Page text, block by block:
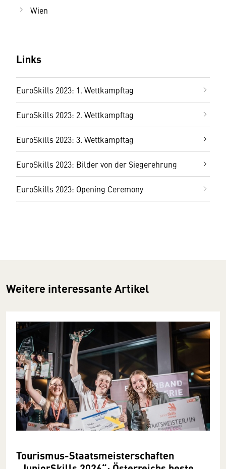
Wien
Links
EuroSkills 2023: 1. Wettkampftag
EuroSkills 2023: 2. Wettkampftag
EuroSkills 2023: 3. Wettkampftag
EuroSkills 2023: Bilder von der Siegerehrung
EuroSkills 2023: Opening Ceremony
Weitere interessante Artikel
Tourismus-Staatsmeisterschaften